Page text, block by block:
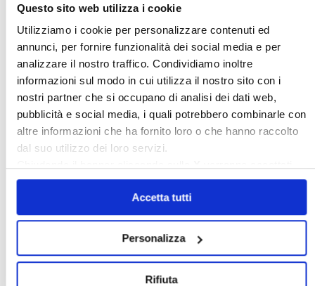
Questo sito web utilizza i cookie
Utilizziamo i cookie per personalizzare contenuti ed
annunci, per fornire funzionalità dei social media e per
analizzare il nostro traffico. Condividiamo inoltre
informazioni sul modo in cui utilizza il nostro sito con i
nostri partner che si occupano di analisi dei dati web,
pubblicità e social media, i quali potrebbero combinarle con
altre informazioni che ha fornito loro o che hanno raccolto
dal suo utilizzo dei loro servizi.
solo i cookie necessari.
Accetta tutti
Personalizza
Rifiuta
Per accedere a questi contenuti è necessario
accettare i cookie di marketing: ricarica la
pagina, se dopo il consenso non visualizzi
subito il contenuto.Leggi
Contributo riduzione canone
È stato pubblicato il provvedimento dell’Agenzia